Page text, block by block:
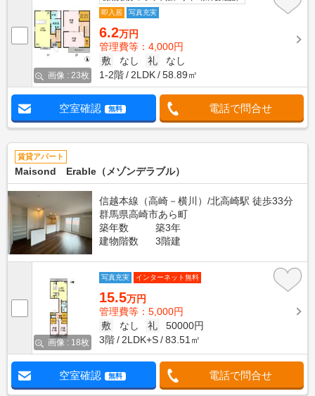
画像 : 23枚
即入居
写真充実
6.2万円
管理費等：4,000円
敷
なし 礼
なし
1-2階
2LDK 58.89㎡
空室確認 無料 電話で問合せ
賃貸アパート
Maisond Erable（メゾンデラブル）
信越本線（高崎－横川）/北高崎駅 徒歩33分
群馬県高崎市あら町
築年数
築3年
建物階数
3階建
画像 : 18枚
写真充実 インターネット無料
15.5万円
管理費等：5,000円
敷
なし 礼
50000円
3階
2LDK+S 83.51㎡
空室確認 無料 電話で問合せ